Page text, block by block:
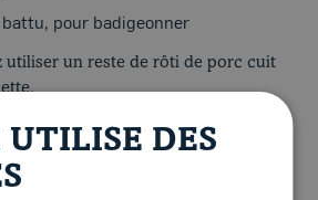
pour badigeonner
utiliser un reste de rôti de porc cuit
de la préparation de viande et
de la deuxième abaisse. Faire de
le dessus pour permettre à la
UTILISE DES